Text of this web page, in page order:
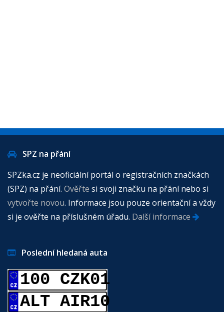
SPZ na přání
SPZka.cz je neoficiální portál o registračních značkách
(SPZ) na přání. Ověřte si svoji značku na přání nebo si
vytvořte novou. Informace jsou pouze orientační a vždy
si je ověřte na příslušném úřadu. Další informace
Poslední hledaná auta
100 CZK01
ALT AIR10